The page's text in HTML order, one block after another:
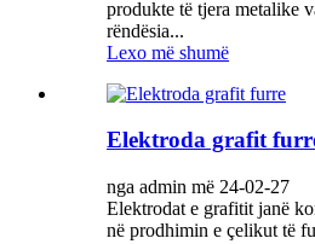
produkte të tjera metalike
rëndësia...
Lexo më shumë
Elektroda grafit
nga admin më 24-02-27
Elektrodat e grafitit janë
në prodhimin e çelikut të